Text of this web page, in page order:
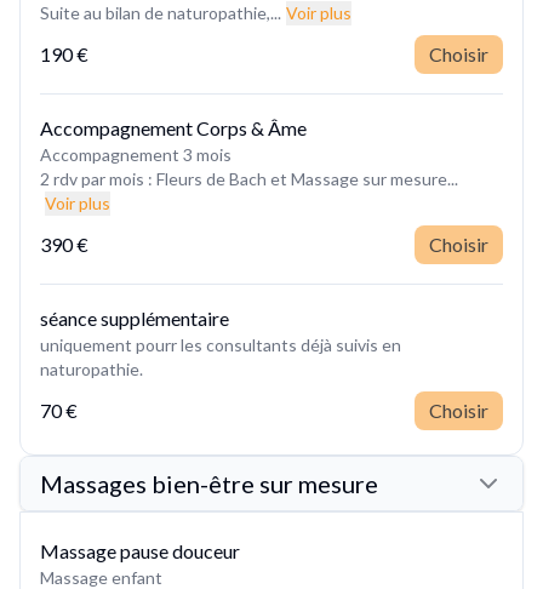
Suite au bilan de naturopathie,... Voir plus
190 € Choisir
Accompagnement Corps & Âme
Accompagnement 3 mois
2 rdv par mois : Fleurs de Bach et Massage sur mesure...
Voir plus
390 € Choisir
séance supplémentaire
uniquement pourr les consultants déjà suivis en
naturopathie.
70 € Choisir
Massages bien-être sur mesure
Massage pause douceur
Massage enfant